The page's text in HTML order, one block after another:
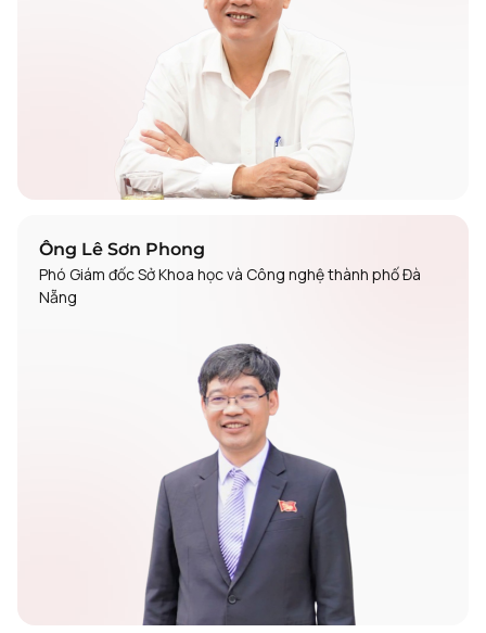
Ông Lê Sơn Phong
Phó Giám đốc Sở Khoa học và Công nghệ thành phố Đà
Nẵng